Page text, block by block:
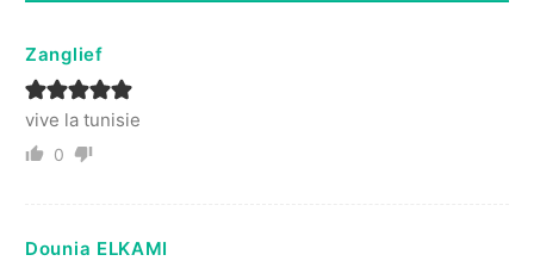
Zanglief
vive la tunisie
0
Dounia ELKAMI